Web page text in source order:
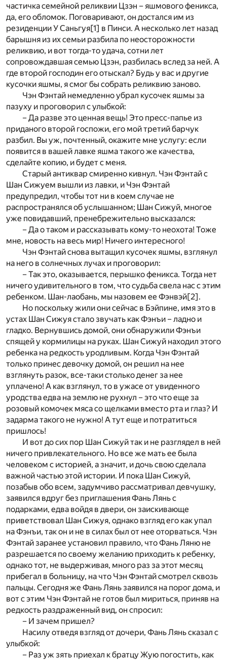
частичка семейной реликвии Цзэн – яшмового феникса,
да, его обломок. Поговаривают, он достался им из
резиденции У Саньгуя[1] в Пинси. А несколько лет назад
барышня из их семьи разбила по неосторожности
реликвию, и вот тогда-то удача, сотни лет
сопровождавшая семью Цзэн, разбилась вслед за ней. А
где второй господин его отыскал? Будь у вас и другие
кусочки яшмы, я смог бы собрать реликвию заново.
Чэн Фэнтай немедленно убрал кусочек яшмы за
пазуху и проговорил с улыбкой:
– Да разве это ценная вещь! Это пресс-папье из
приданого второй госпожи, его мой третий барчук
разбил. Вы уж, почтенный, окажите мне услугу: если
появится в вашей лавке яшма такого же качества,
сделайте копию, и будет с меня.
Старый антиквар смиренно кивнул. Чэн Фэнтай с
Шан Сижуем вышли из лавки, и Чэн Фэнтай
предупредил, чтобы тот ни в коем случае не
распространялся об услышанном; Шан Сижуй, многое
уже повидавший, пренебрежительно высказался:
– Да о таком и рассказывать кому-то неохота! Тоже
мне, новость на весь мир! Ничего интересного!
Чэн Фэнтай снова вытащил кусочек яшмы, взглянул
на него в солнечных лучах и проговорил:
– Так это, оказывается, перышко феникса. Тогда нет
ничего удивительного в том, что судьба свела нас с этим
ребенком. Шан-лаобань, мы назовем ее Фэнвэй[2].
Но поскольку жили они сейчас в Бэйпине, имя это в
устах Шан Сижуя стало звучать как Фэнъи – ладно и
гладко. Вернувшись домой, они обнаружили Фэнъи
спящей у кормилицы на руках. Шан Сижуй находил этого
ребенка на редкость уродливым. Когда Чэн Фэнтай
только принес девочку домой, он решил на нее
взглянуть разок, все-таки столько денег за нее
уплачено! А как взглянул, то в ужасе от увиденного
уродства едва на землю не рухнул – это что еще за
розовый комочек мяса со щелками вместо рта и глаз? И
задарма такого не нужно! А тут еще и потратиться
пришлось!
И вот до сих пор Шан Сижуй так и не разглядел в ней
ничего привлекательного. Но все же мать ее была
человеком с историей, а значит, и дочь свою сделала
важной частью этой истории. И пока Шан Сижуй,
позабыв обо всем, задумчиво рассматривал девчушку,
заявился вдруг без приглашения Фань Лянь с
подарками, едва войдя в двери, он заискивающе
приветствовал Шан Сижуя, однако взгляд его как упал
на Фэнъи, так он и не в силах был от нее оторваться. Чэн
Фэнтай заранее установил правило, что Фань Ляню не
разрешается по своему желанию приходить к ребенку,
однако тот, не выдерживая, много раз за этот месяц
прибегал в больницу, на что Чэн Фэнтай смотрел сквозь
пальцы. Сегодня же Фань Лянь заявился на порог дома, и
вот с этим Чэн Фэнтай не готов был мириться, приняв на
редкость раздраженный вид, он спросил:
– И зачем пришел?
Насилу отведя взгляд от дочери, Фань Лянь сказал с
улыбкой:
– Раз уж зять приехал к братцу Жую погостить, как